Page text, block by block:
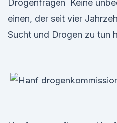
Drogenfragen Keine
einen, der seit vier
Sucht und Drogen zu tun